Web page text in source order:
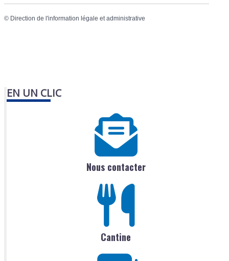
© Direction de l'information légale et administrative
EN UN CLIC
Nous contacter
Cantine